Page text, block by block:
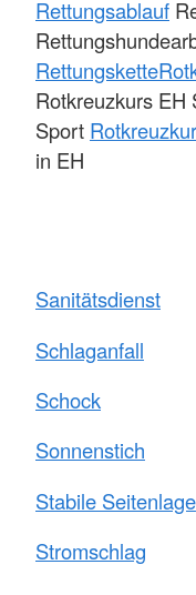
Rettungsablauf
Rettungskette
Rotkreuzkurs EH
Sport
in EH
Sanitätsdienst
Schlaganfall
Schock
Sonnenstich
Stabile Seitenlage
Stromschlag